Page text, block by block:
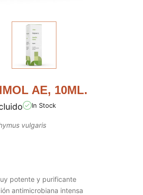
AE, 10ML.
In Stock
vulgaris
potente y purificante
antimicrobiana intensa